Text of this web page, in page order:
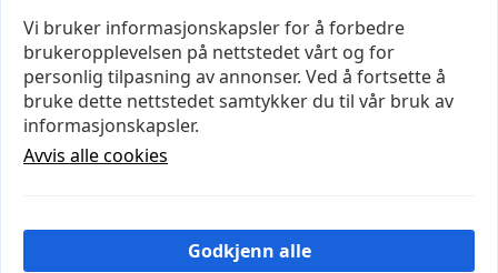
INFORMASJON
OM OSS
KUNDEKLUBB
KONTAKT OSS
KJØPSVILKÅR OG BETINGELSER
PERSONVERN
© 2026 NYE MODENA – Utviklet og designet avIT-
Vi bruker informasjonskapsler for å forbedre
brukeropplevelsen på nettstedet vårt og for
personlig tilpasning av annonser. Ved å fortsette å
bruke dette nettstedet samtykker du til vår bruk av
informasjonskapsler.
Avvis alle cookies
Godkjenn alle